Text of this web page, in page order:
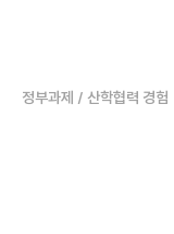
정부과제 / 산학협력 경험